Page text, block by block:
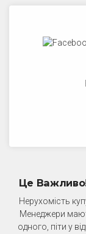
Це
Нерухомість
Менеджери
одного, піти у